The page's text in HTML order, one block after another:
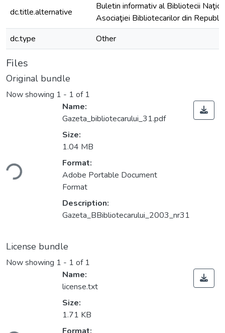
dc.title.alternative
Buletin informativ al Bibliotecii
Asociaţiei Bibliotecarilor din
dc.type
Other
Files
Original bundle
Now showing 1 - 1 of 1
Name:
Gazeta_bibliotecarului_31.pdf
Size:
1.04 MB
Format:
Adobe Portable Document
Format
Description:
Gazeta_BBibliotecarului_2003_nr31
License bundle
Now showing 1 - 1 of 1
Name:
license.txt
Size:
1.71 KB